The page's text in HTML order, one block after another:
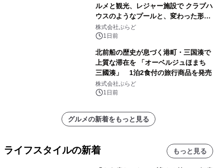
ルメと観光、レジャー施設で クラブハ
ウスのようなプールと、変わった形の
サウナも 「THE BOXY AWAJI」のお
得な素泊まり連泊プランで
株式会社ぷらど
1日前
北前船の歴史が息づく港町・三国湊で
上質な滞在を 「オーベルジュほまち
三國湊」 1泊2食付の旅行商品を発売
株式会社ぷらど
1日前
グルメの新着をもっと見る
ライフスタイルの新着 もっと見る